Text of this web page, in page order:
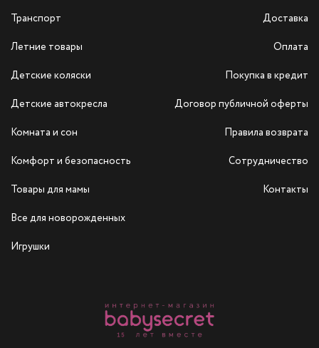
Транспорт
Летние товары
Детские коляски
Детские автокресла
Комната и сон
Комфорт и безопасность
Товары для мамы
Все для новорожденных
Игрушки
Доставка
Оплата
Покупка в кредит
Договор публичной оферты
Правила возврата
Сотрудничество
Контакты